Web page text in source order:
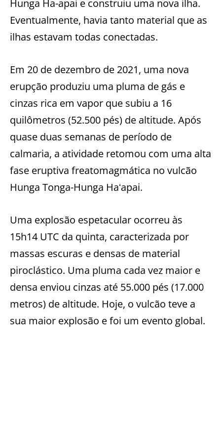
Hunga Ha-apai e construiu uma nova ilha.
Eventualmente, havia tanto material que as
ilhas estavam todas conectadas.
Em 20 de dezembro de 2021, uma nova
erupção produziu uma pluma de gás e
cinzas rica em vapor que subiu a 16
quilômetros (52.500 pés) de altitude. Após
quase duas semanas de período de
calmaria, a atividade retomou com uma alta
fase eruptiva freatomagmática no vulcão
Hunga Tonga-Hunga Haʻapai.
Uma explosão espetacular ocorreu às
15h14 UTC da quinta, caracterizada por
massas escuras e densas de material
piroclástico. Uma pluma cada vez maior e
densa enviou cinzas até 55.000 pés (17.000
metros) de altitude. Hoje, o vulcão teve a
sua maior explosão e foi um evento global.